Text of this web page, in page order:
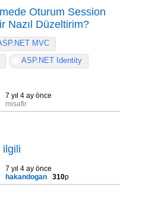
Oturum Session
Nazıl Düzeltirim?
MVC
ASP.NET Identity
7 yıl 4 ay önce
misafir
ilgili
7 yıl 4 ay önce
hakandogan
310p